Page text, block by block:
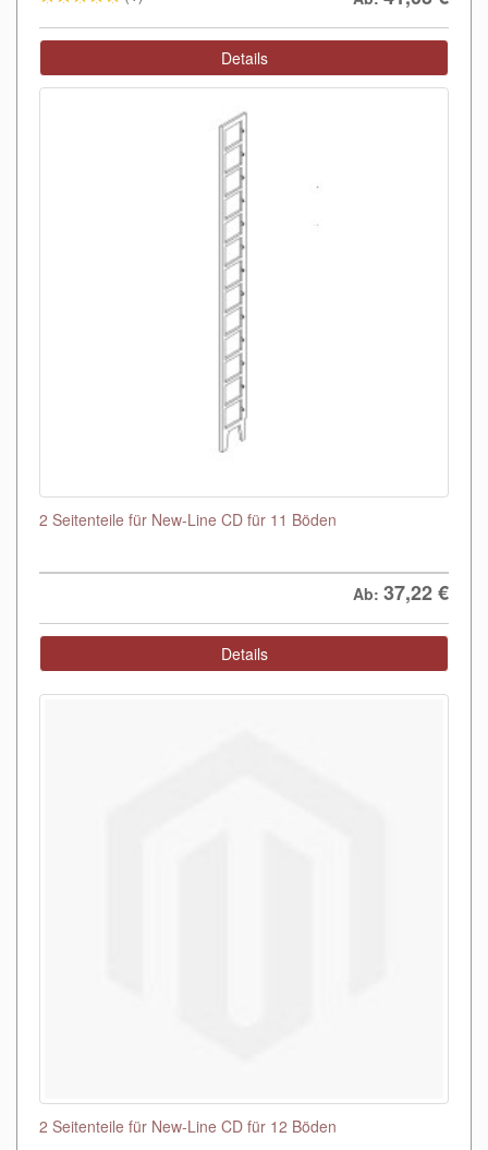
Details
2 Seitenteile für New-Line CD für 11 Böden
Ab: 37,22€
Details
2 Seitenteile für New-Line CD für 12 Böden